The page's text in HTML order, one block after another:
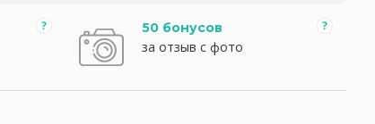
50 бонусов
за отзыв с фото